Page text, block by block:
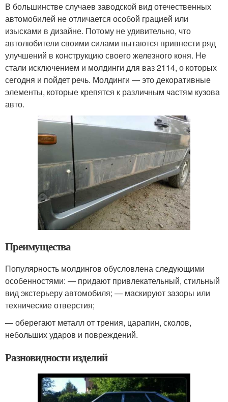
В большинстве случаев заводской вид отечественных
автомобилей не отличается особой грацией или
изысками в дизайне. Потому не удивительно, что
автолюбители своими силами пытаются привнести ряд
улучшений в конструкцию своего железного коня. Не
стали исключением и молдинги для ваз 2114, о которых
сегодня и пойдет речь. Молдинги — это декоративные
элементы, которые крепятся к различным частям кузова
авто.
Преимущества
Популярность молдингов обусловлена следующими
особенностями: — придают привлекательный, стильный
вид экстерьеру автомобиля; — маскируют зазоры или
технические отверстия;
— оберегают металл от трения, царапин, сколов,
небольших ударов и повреждений.
Разновидности изделий